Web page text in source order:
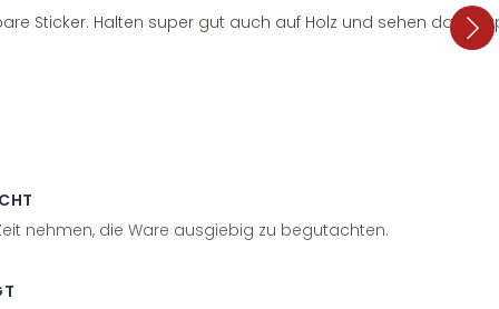
Sticker. Halten super gut auch auf Holz und sehen dazu
nehmen, die Ware ausgiebig zu begutachten.